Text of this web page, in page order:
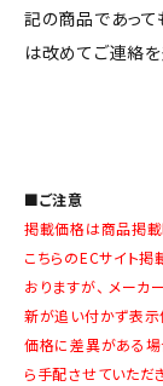
記の商品であっ
は改めてご連絡
■ご注意
掲載価格は商品掲載
こちらのECサイト
おりますが、 メー
新が追い付かず表示
価格に差異がある場
ら手配させていただき